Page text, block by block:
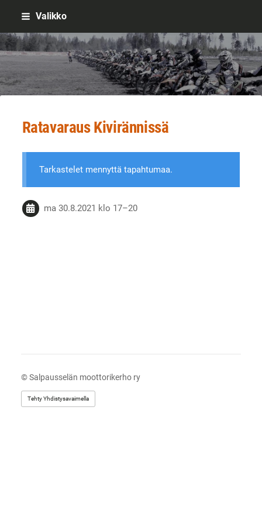
Siirry
sisältöön
Valikko
Sivuston etusivulle
Ratavaraus Kivirännissä
Tarkastelet mennyttä tapahtumaa.
ma 30.8.2021 klo 17–20
©Salpausselän moottorikerho ry
Tehty Yhdistysavaimella